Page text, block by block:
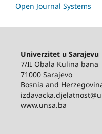
Open Journal Systems
Univerzitet u Sarajevu
7/II Obala Kulina bana
71000 Sarajevo
Bosnia and
www.unsa.ba